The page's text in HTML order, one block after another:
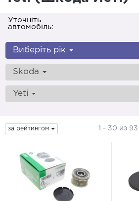
Уточніть
автомобіль:
Виберіть рік
Skoda
Yeti
за рейтингом 1 - 30 из 93